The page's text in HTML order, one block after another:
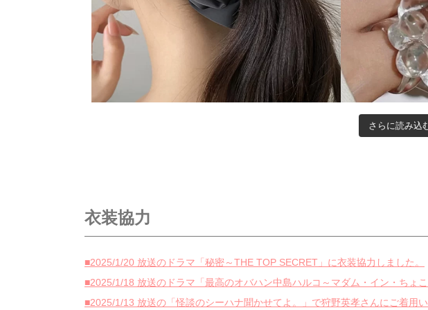
さらに読み込
衣装協力
■2025/1/20 放送のドラマ「秘密～THE TOP SECRET」に衣装協力しました。
■2025/1/18 放送のドラマ「最高のオバハン中島ハルコ～マダム・イン・ちょ
■2025/1/13 放送の「怪談のシーハナ聞かせてよ。」で狩野英孝さんにご着用い